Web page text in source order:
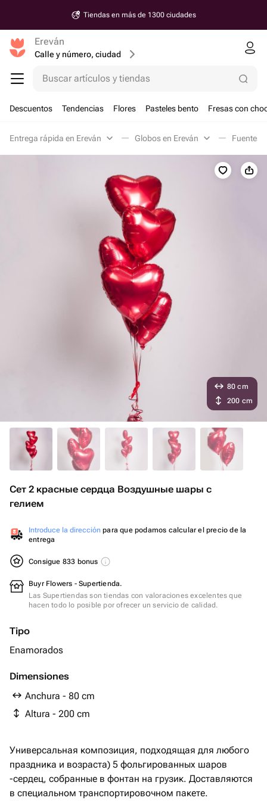
Tiendas en más de 1300 ciudades
Ereván
Calle y número, ciudad
Buscar artículos y tiendas
Descuentos Tendencias Flores Pasteles bento Fresas con
Entrega rápida en Ereván Globos en Ereván Fuentes
Сет 2 красные сердца Воздушные шары с
гелием ️
Introduce la dirección para que podamos calcular el precio de la
entrega
Consigue 833 bonus
Buyr Flowers - Supertienda.
Las Supertiendas son tiendas con valoraciones excelentes que
hacen todo lo posible por ofrecer un servicio de calidad.
Tipo
Enamorados
Dimensiones
Anchura - 80 cm
Altura - 200 cm
80 cm
200 cm
Универсальная композиция, подходящая для любого
праздника и возраста) 5 фольгированных шаров
-сердец, собранные в фонтан на грузик. Доставляются
в специальном транспортировочном пакете.